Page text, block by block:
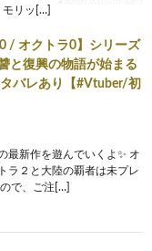
モリッ[…]
/ オクトラ0】シリーズ
と復興の物語が始まる
バレあり【#Vtuber/初
最新作を遊んでいくよ✨ オ
ラ２と大陸の覇者は未プレ
で、ご注[…]